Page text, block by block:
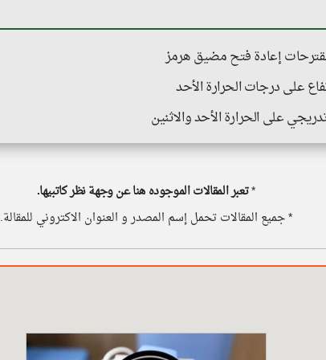
إعادة فتح مضيق هرمز
على درجات الحرارة الأحد
على الحرارة الأحد والاثنين
*تعبر المقالات الموجوده هنا عن وجهة نظر كاتبيها.
* جميع المقالات تحمل إسم المصدر و العنوان الاكتروني للمقالة.